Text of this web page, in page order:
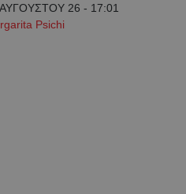
26 - 17:01
Psichi